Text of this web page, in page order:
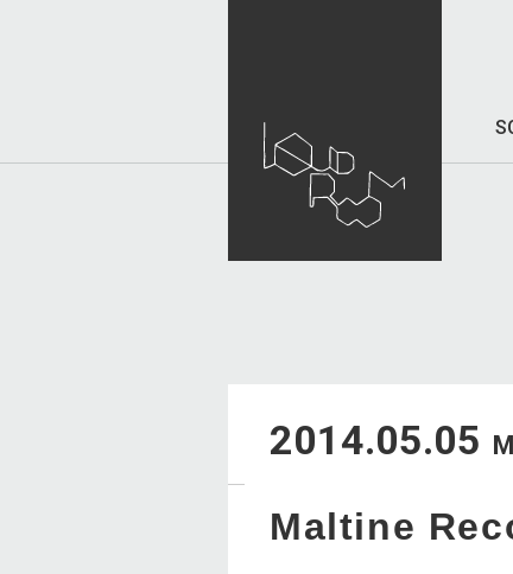
2014.05.05
Maltine